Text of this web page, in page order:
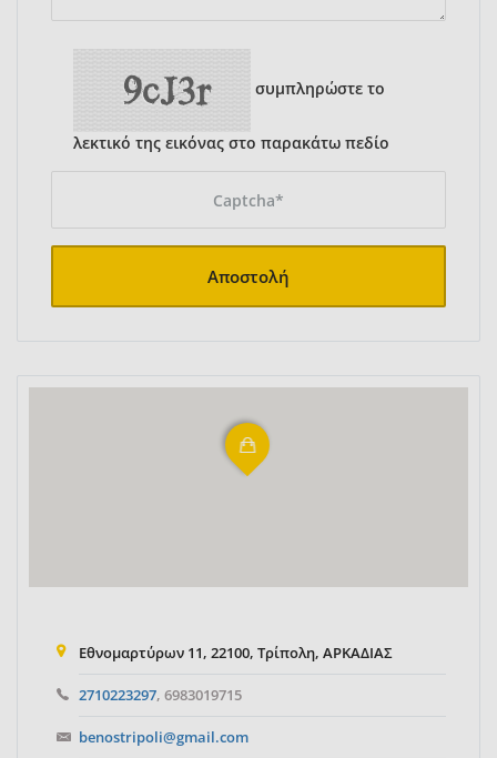
συμπληρώστε το
λεκτικό της εικόνας στο παρακάτω πεδίο
Αποστολή
Εθνομαρτύρων 11, 22100, Τρίπολη, ΑΡΚΑΔΙΑΣ
2710223297, 6983019715
benostripoli@gmail.com